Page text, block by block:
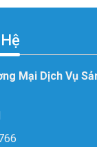
Mại Dịch Vụ